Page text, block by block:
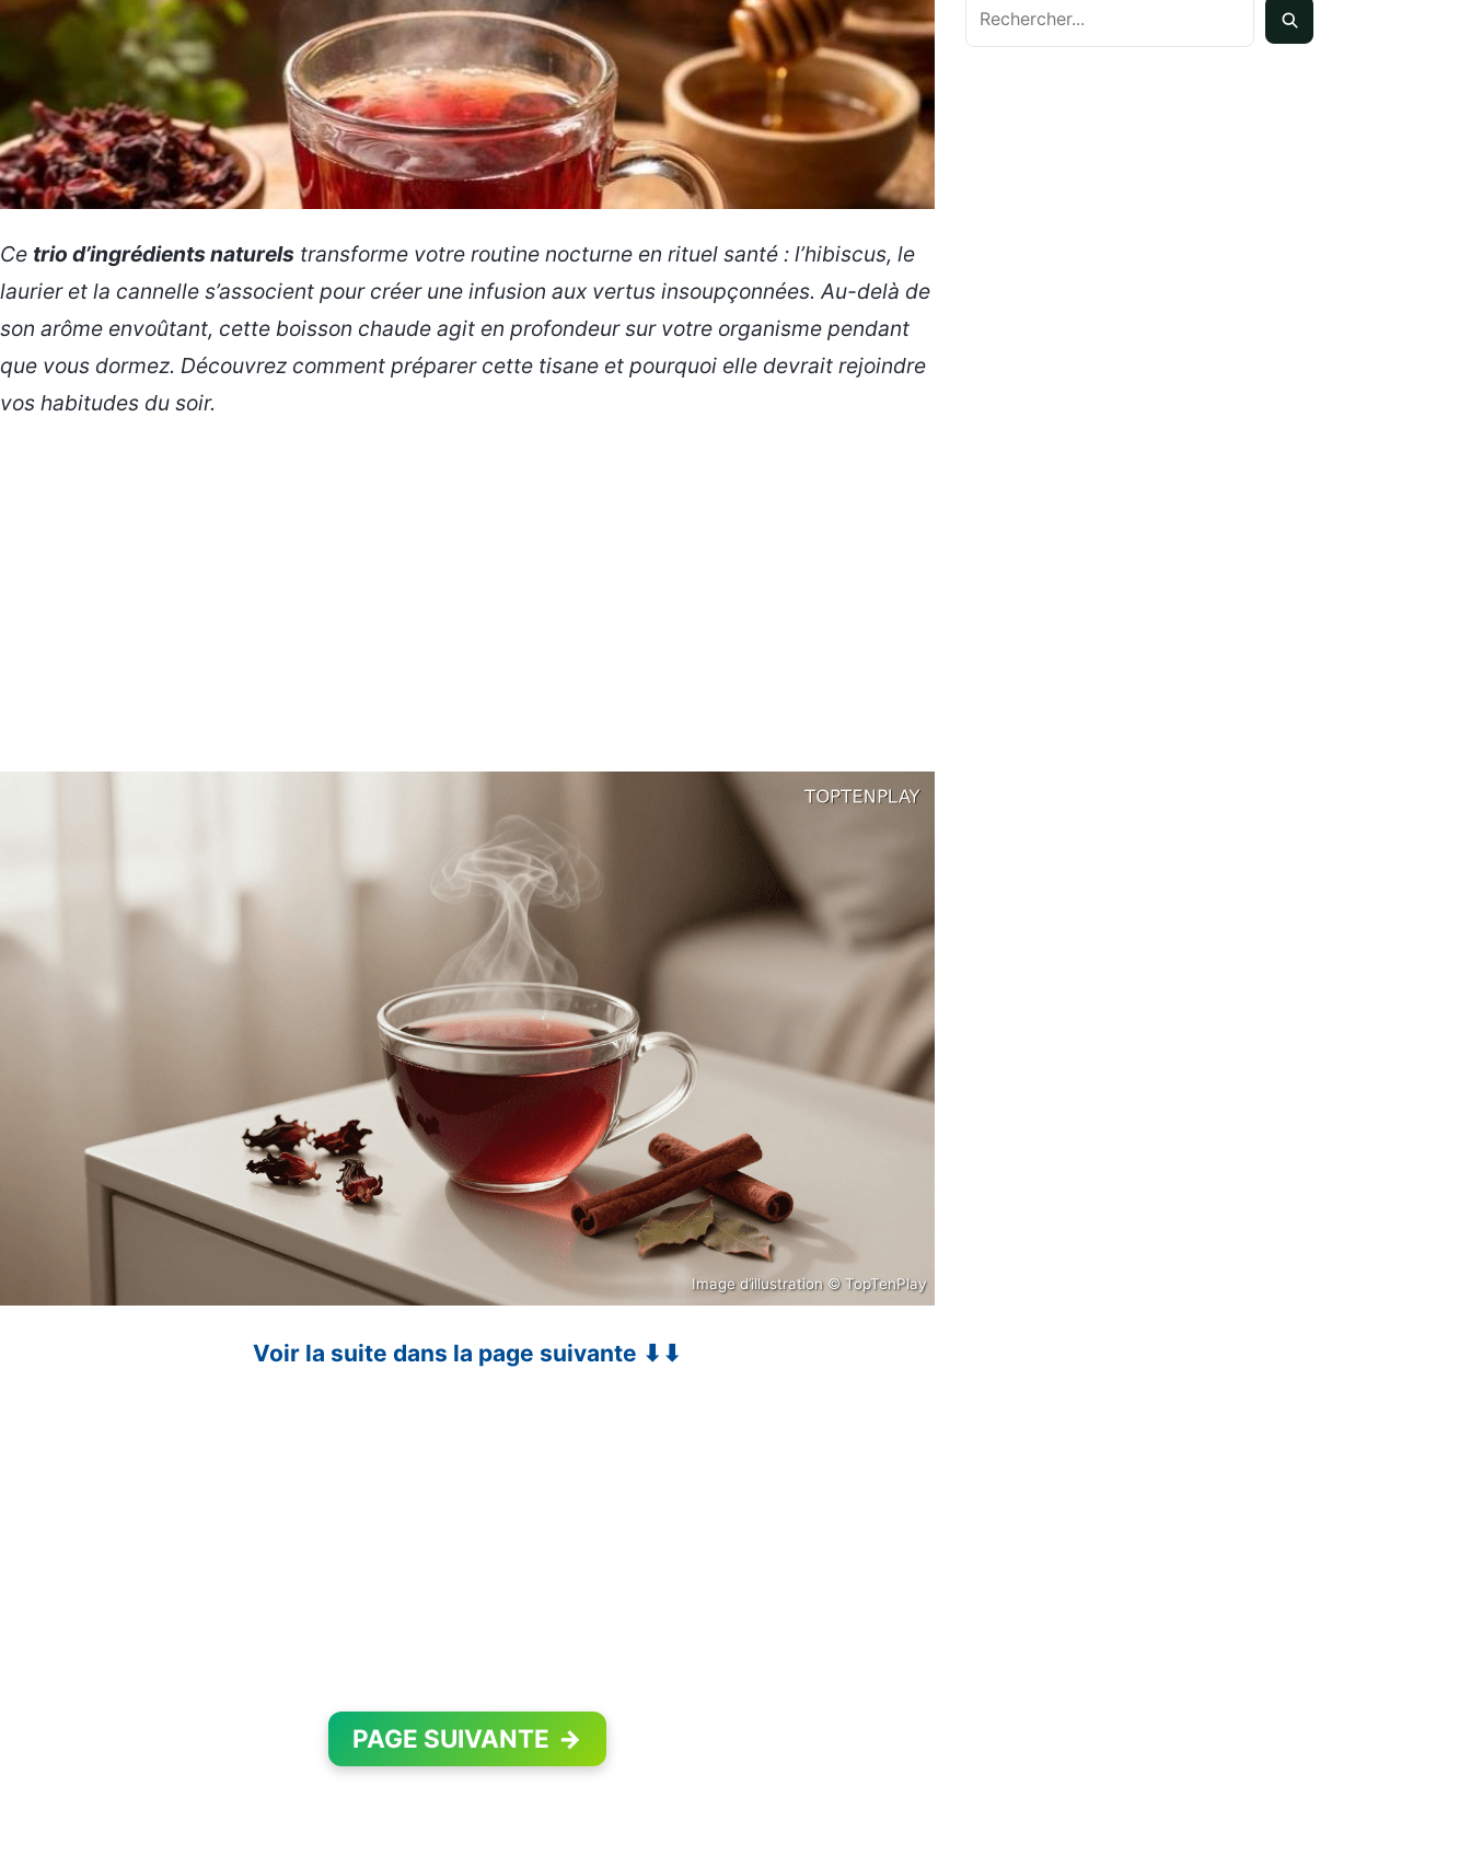
Ce trio d’ingrédients naturels transforme votre routine nocturne en rituel santé : l’hibiscus, le
laurier et la cannelle s’associent pour créer une infusion aux vertus insoupçonnées. Au-delà de
son arôme envoûtant, cette boisson chaude agit en profondeur sur votre organisme pendant
que vous dormez. Découvrez comment préparer cette tisane et pourquoi elle devrait rejoindre
vos habitudes du soir.
Image d’illustration © TopTenPlay
Voir la suite dans la page suivante ⬇⬇
PAGE SUIVANTE →